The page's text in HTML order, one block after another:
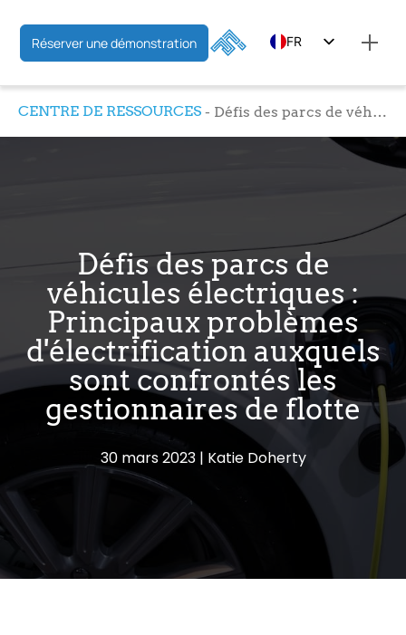
Réserver une démonstration FR
ES
CENTRE DE RESSOURCES Défis des parcs de véhicules électriques : Principaux problèmes d'électrification auxquels sont confrontés les gestionnaires de flotte
Défis des parcs de
véhicules électriques :
Principaux problèmes
d'électrification auxquels
sont confrontés les
gestionnaires de flotte
30 mars 2023 Katie Doherty